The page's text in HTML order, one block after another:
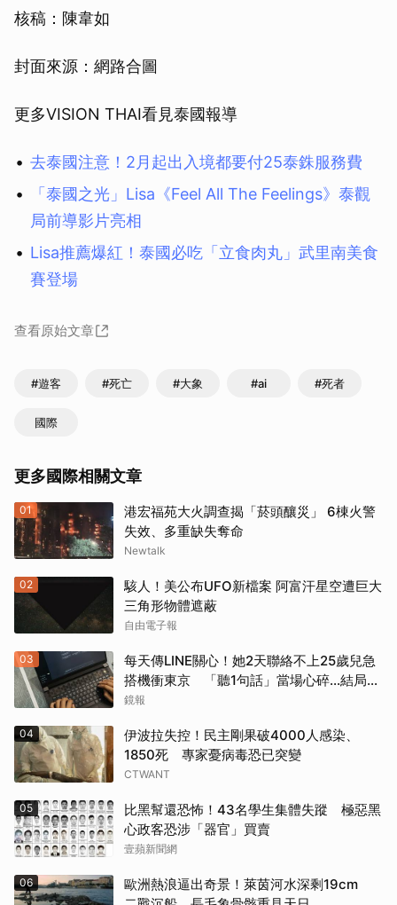
核稿：陳韋如
封面來源：網路合圖
更多VISION THAI看見泰國報導
去泰國注意！2月起出入境都要付25泰銖服務費
「泰國之光」Lisa《Feel All The Feelings》泰觀
局前導影片亮相
Lisa推薦爆紅！泰國必吃「立食肉丸」武里南美食
賽登場
查看原始文章
#遊客 #死亡 #大象 #ai #死者
國際
更多國際相關文章
01
港宏福苑大火調查揭「菸頭釀災」 6棟火警
失效、多重缺失奪命
Newtalk
02
駭人！美公布UFO新檔案 阿富汗星空遭巨大
三角形物體遮蔽
自由電子報
03
每天傳LINE關心！她2天聯絡不上25歲兒急
搭機衝東京 「聽1句話」當場心碎...結局看
哭網
鏡報
04
伊波拉失控！民主剛果破4000人感染、
1850死 專家憂病毒恐已突變
CTWANT
05
比黑幫還恐怖！43名學生集體失蹤 極惡黑
心政客恐涉「器官」買賣
壹蘋新聞網
06
歐洲熱浪逼出奇景！萊茵河水深剩19cm